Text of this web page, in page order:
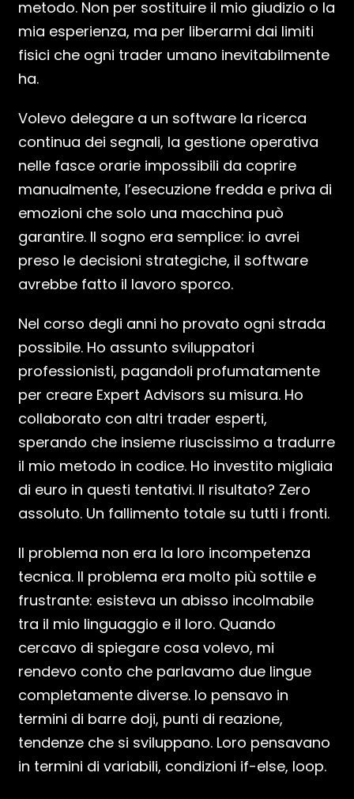
metodo. Non per sostituire il mio giudizio o la
mia esperienza, ma per liberarmi dai limiti
fisici che ogni trader umano inevitabilmente
ha.
Volevo delegare a un software la ricerca
continua dei segnali, la gestione operativa
nelle fasce orarie impossibili da coprire
manualmente, l’esecuzione fredda e priva di
emozioni che solo una macchina può
garantire. Il sogno era semplice: io avrei
preso le decisioni strategiche, il software
avrebbe fatto il lavoro sporco.
Nel corso degli anni ho provato ogni strada
possibile. Ho assunto sviluppatori
professionisti, pagandoli profumatamente
per creare Expert Advisors su misura. Ho
collaborato con altri trader esperti,
sperando che insieme riuscissimo a tradurre
il mio metodo in codice. Ho investito migliaia
di euro in questi tentativi. Il risultato? Zero
assoluto. Un fallimento totale su tutti i fronti.
Il problema non era la loro incompetenza
tecnica. Il problema era molto più sottile e
frustrante: esisteva un abisso incolmabile
tra il mio linguaggio e il loro. Quando
cercavo di spiegare cosa volevo, mi
rendevo conto che parlavamo due lingue
completamente diverse. Io pensavo in
termini di barre doji, punti di reazione,
tendenze che si sviluppano. Loro pensavano
in termini di variabili, condizioni if-else, loop.